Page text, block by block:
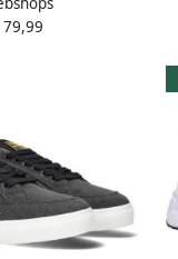
Maat: 43
Kleur: Grijs